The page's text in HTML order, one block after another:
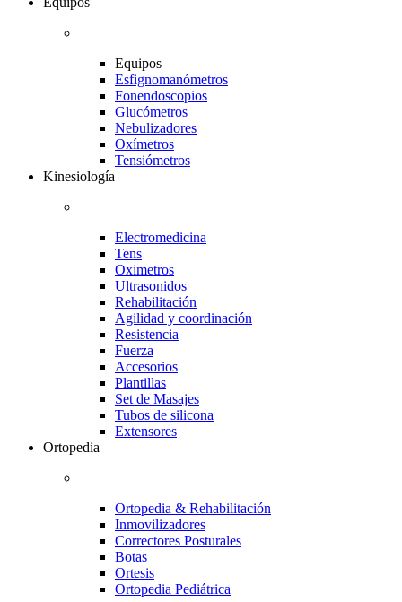
Equipos
Esfignomanómetros
Fonendoscopios
Glucómetros
Nebulizadores
Oxímetros
Tensiómetros
Kinesiología
Electromedicina
Tens
Oximetros
Ultrasonidos
Rehabilitación
Agilidad y coordinación
Resistencia
Fuerza
Accesorios
Plantillas
Set de Masajes
Tubos de silicona
Extensores
Ortopedia
Ortopedia & Rehabilitación
Inmovilizadores
Correctores Posturales
Botas
Ortesis
Ortopedia Pediátrica